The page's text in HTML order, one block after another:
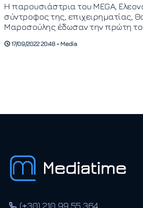
Η παρουσιάστρια του MEGA,
σύντροφος της, επιχειρηματίας,
Μαροσούλης έδωσαν την πρώτη
17/09/2022 20:48 • Media
(+30) 210 99 55 364